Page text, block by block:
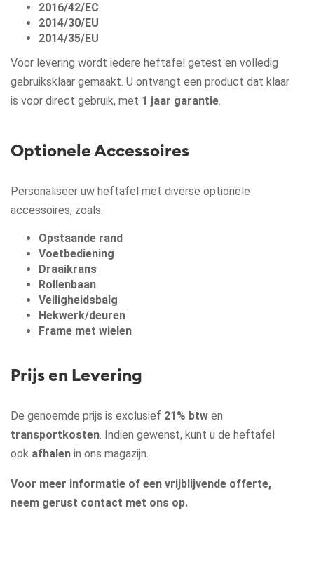
2016/42/EC
2014/30/EU
2014/35/EU
Voor levering wordt iedere heftafel getest en volledig
gebruiksklaar gemaakt. U ontvangt een product dat klaar
is voor direct gebruik, met 1 jaar garantie.
Optionele Accessoires
Personaliseer uw heftafel met diverse optionele
accessoires, zoals:
Opstaande rand
Voetbediening
Draaikrans
Rollenbaan
Veiligheidsbalg
Hekwerk/deuren
Frame met wielen
Prijs en Levering
De genoemde prijs is exclusief 21% btw en
transportkosten. Indien gewenst, kunt u de heftafel
ook afhalen in ons magazijn.
Voor meer informatie of een vrijblijvende offerte,
neem gerust contact met ons op.